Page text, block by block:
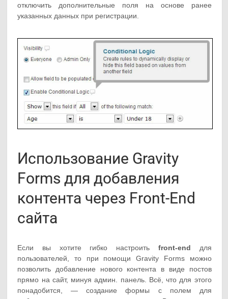
отключить дополнительные поля на основе ранее
указанных данных при регистрации.
Использование Gravity
Forms для добавления
контента через Front-End
сайта
Если вы хотите гибко настроить front-end для
пользователей, то при помощи Gravity Forms можно
позволить добавление нового контента в виде постов
прямо на сайт, минуя админ. панель. Всё, что для этого
понадобится, — создание формы с полем для